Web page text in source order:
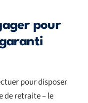
pour
pour disposer
de retraite – le